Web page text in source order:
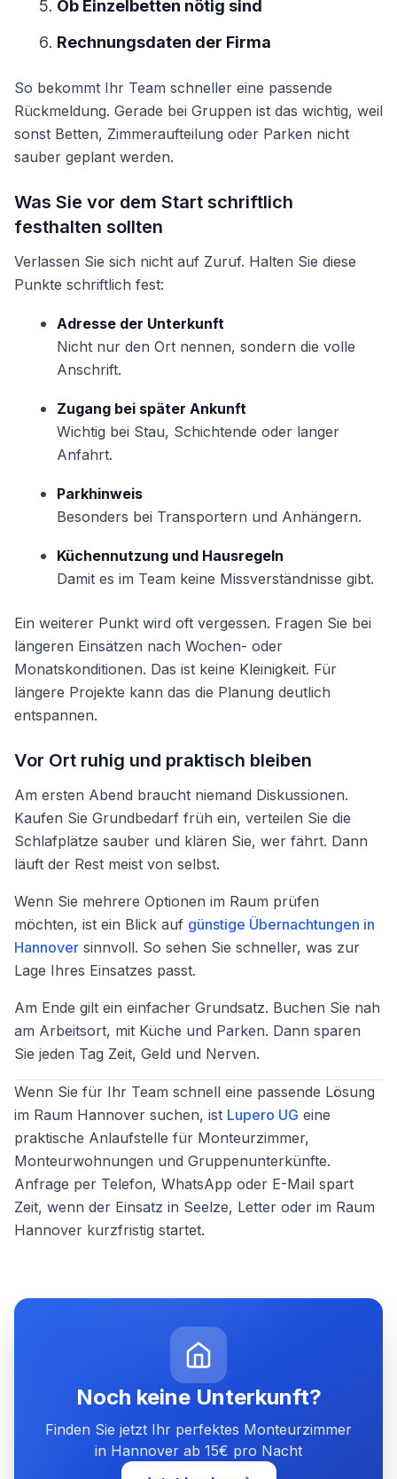
Ob Einzelbetten nötig sind
Rechnungsdaten der Firma
So bekommt Ihr Team schneller eine passende
Rückmeldung. Gerade bei Gruppen ist das wichtig, weil
sonst Betten, Zimmeraufteilung oder Parken nicht
sauber geplant werden.
Was Sie vor dem Start schriftlich
festhalten sollten
Verlassen Sie sich nicht auf Zuruf. Halten Sie diese
Punkte schriftlich fest:
Adresse der Unterkunft
Nicht nur den Ort nennen, sondern die volle
Anschrift.
Zugang bei später Ankunft
Wichtig bei Stau, Schichtende oder langer
Anfahrt.
Parkhinweis
Besonders bei Transportern und Anhängern.
Küchennutzung und Hausregeln
Damit es im Team keine Missverständnisse gibt.
Ein weiterer Punkt wird oft vergessen. Fragen Sie bei
längeren Einsätzen nach Wochen- oder
Monatskonditionen. Das ist keine Kleinigkeit. Für
längere Projekte kann das die Planung deutlich
entspannen.
Vor Ort ruhig und praktisch bleiben
Am ersten Abend braucht niemand Diskussionen.
Kaufen Sie Grundbedarf früh ein, verteilen Sie die
Schlafplätze sauber und klären Sie, wer fährt. Dann
läuft der Rest meist von selbst.
Wenn Sie mehrere Optionen im Raum prüfen
möchten, ist ein Blick auf günstige Übernachtungen in
Hannover sinnvoll. So sehen Sie schneller, was zur
Lage Ihres Einsatzes passt.
Am Ende gilt ein einfacher Grundsatz. Buchen Sie nah
am Arbeitsort, mit Küche und Parken. Dann sparen
Sie jeden Tag Zeit, Geld und Nerven.
Wenn Sie für Ihr Team schnell eine passende Lösung
im Raum Hannover suchen, ist Lupero UG eine
praktische Anlaufstelle für Monteurzimmer,
Monteurwohnungen und Gruppenunterkünfte.
Anfrage per Telefon, WhatsApp oder E-Mail spart
Zeit, wenn der Einsatz in Seelze, Letter oder im Raum
Hannover kurzfristig startet.
Noch keine Unterkunft?
Finden Sie jetzt Ihr perfektes Monteurzimmer
in Hannover ab 15€ pro Nacht